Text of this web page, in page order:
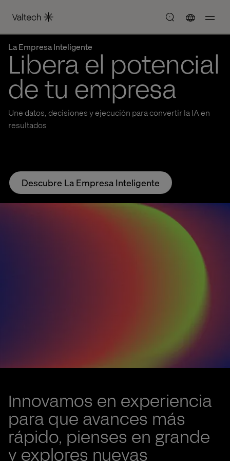
Libera el potencial
de tu empresa
Une datos, decisiones y ejecución para convertir la IA en
resultados
La Empresa Inteligente
Descubre La Empresa Inteligente
Valtech One
acelera la
adopción de IA
Innovamos en experiencia
para que avances más
rápido, pienses en grande
y explores nuevas